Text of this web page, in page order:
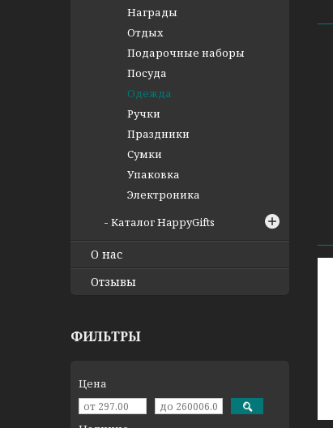
Награды
Отдых
Подарочные наборы
Посуда
Одежда
Ручки
Праздники
Сумки
Упаковка
Электроника
Каталог HappyGifts
О нас
Отзывы
ФИЛЬТРЫ
Цена